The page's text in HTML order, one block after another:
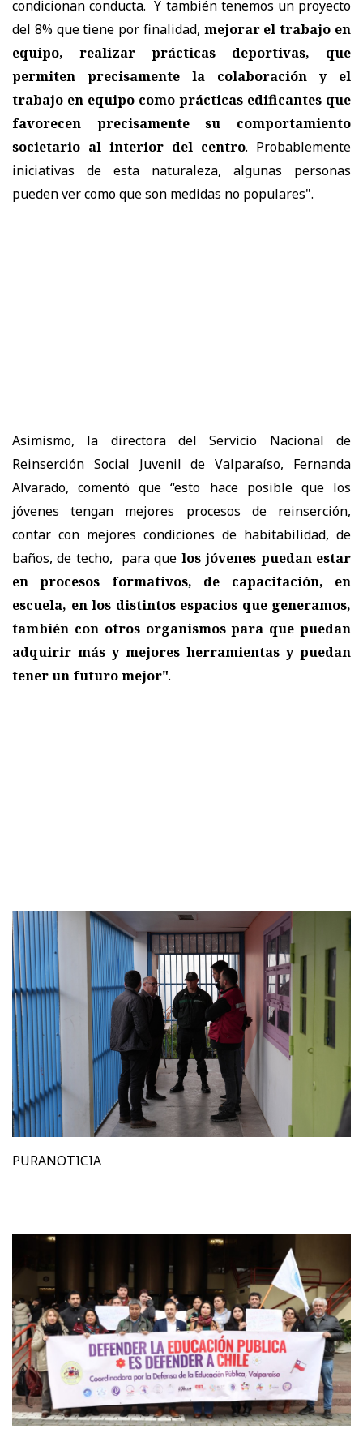
condicionan conducta. Y también tenemos un proyecto
del 8% que tiene por finalidad, mejorar el trabajo en
equipo, realizar prácticas deportivas, que
permiten precisamente la colaboración y el
trabajo en equipo como prácticas edificantes que
favorecen precisamente su comportamiento
societario al interior del centro. Probablemente
iniciativas de esta naturaleza, algunas personas
pueden ver como que son medidas no populares".
Asimismo, la directora del Servicio Nacional de
Reinserción Social Juvenil de Valparaíso, Fernanda
Alvarado, comentó que “esto hace posible que los
jóvenes tengan mejores procesos de reinserción,
contar con mejores condiciones de habitabilidad, de
baños, de techo, para que los jóvenes puedan estar
en procesos formativos, de capacitación, en
escuela, en los distintos espacios que generamos,
también con otros organismos para que puedan
adquirir más y mejores herramientas y puedan
tener un futuro mejor".
PURANOTICIA